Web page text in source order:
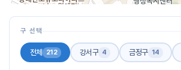
구 선택
전체 212 강서구 4 금정구 14